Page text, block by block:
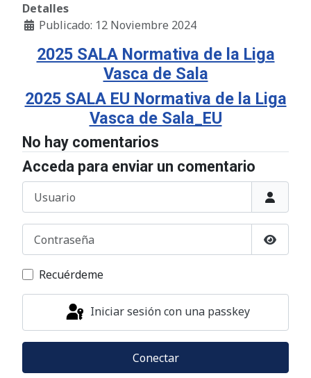
Detalles
Publicado: 12 Noviembre 2024
2025 SALA Normativa de la Liga
Vasca de Sala
2025 SALA EU Normativa de la Liga
Vasca de Sala_EU
No hay comentarios
Acceda para enviar un comentario
Recuérdeme
Iniciar sesión con una passkey
Conectar